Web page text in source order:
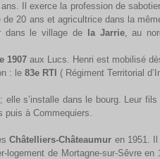
Il exerce la profession de
de 20 ans et agricultrice dans la
dans le village de
la Jarrie, au
1907 aux Lucs. Henri est mobilisé
: le 83e RTI ( Régiment Territorial
s’installe dans le bourg. Leur
puis à Commequiers.
Châtelliers-Châteaumur en 1951.
logement de Mortagne-sur-Sêvre